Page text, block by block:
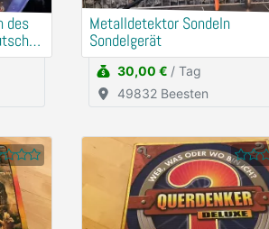
des
Metalldetektor Sondeln
Sondelgerät
30,00 € / Tag
49832 Beesten